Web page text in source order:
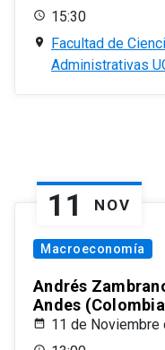
15:30
Facultad de
Administrativas
11 NOV
Macroeconomía
Andrés
Andes
11 de Noviembre